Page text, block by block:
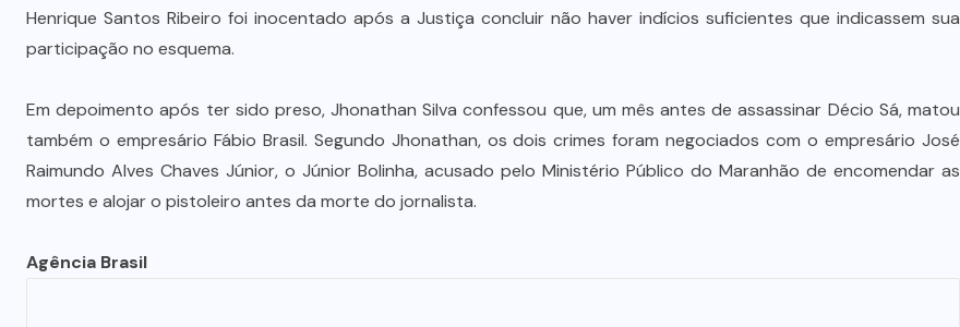
Henrique Santos Ribeiro foi inocentado após a Justiça concluir não haver indícios suficientes que indicassem sua
participação no esquema.
Em depoimento após ter sido preso, Jhonathan Silva confessou que, um mês antes de assassinar Décio Sá, matou
também o empresário Fábio Brasil. Segundo Jhonathan, os dois crimes foram negociados com o empresário José
Raimundo Alves Chaves Júnior, o Júnior Bolinha, acusado pelo Ministério Público do Maranhão de encomendar as
mortes e alojar o pistoleiro antes da morte do jornalista.
Agência Brasil
Vale-refeição cobre apenas 9 dias
Grosso, aponta levantamento
6 DE AGOSTO DE 2026
importunação sexual
6 DE AGOSTO DE 2026